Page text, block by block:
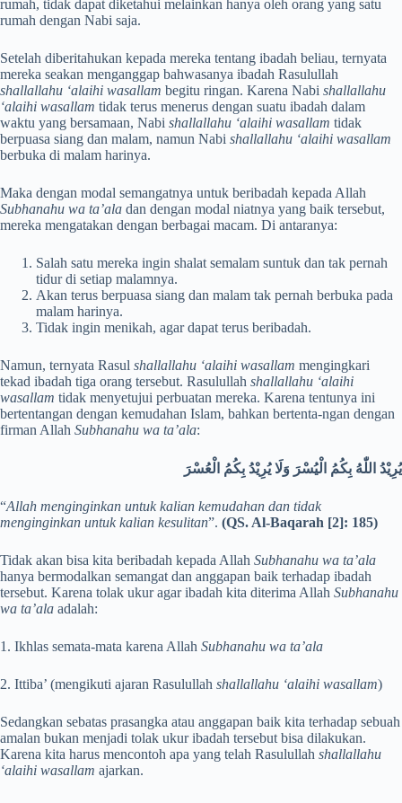
rumah, tidak dapat diketahui melainkan hanya oleh orang yang satu
rumah dengan Nabi saja.
Setelah diberitahukan kepada mereka tentang ibadah beliau, ternyata
mereka seakan menganggap bahwasanya ibadah Rasulullah
shallallahu ‘alaihi wasallam begitu ringan. Karena Nabi shallallahu
‘alaihi wasallam tidak terus menerus dengan suatu ibadah dalam
waktu yang bersamaan, Nabi shallallahu ‘alaihi wasallam tidak
berpuasa siang dan malam, namun Nabi shallallahu ‘alaihi wasallam
berbuka di malam harinya.
Maka dengan modal semangatnya untuk beribadah kepada Allah
Subhanahu wa ta’ala dan dengan modal niatnya yang baik tersebut,
mereka mengatakan dengan berbagai macam. Di antaranya:
Salah satu mereka ingin shalat semalam suntuk dan tak pernah
tidur di setiap malamnya.
Akan terus berpuasa siang dan malam tak pernah berbuka pada
malam harinya.
Tidak ingin menikah, agar dapat terus beribadah.
Namun, ternyata Rasul shallallahu ‘alaihi wasallam mengingkari
tekad ibadah tiga orang tersebut. Rasulullah shallallahu ‘alaihi
wasallam tidak menyetujui perbuatan mereka. Karena tentunya ini
bertentangan dengan kemudahan Islam, bahkan bertenta-ngan dengan
firman Allah Subhanahu wa ta’ala:
يُرِيْدُ اللّٰهُ بِكُمُ الْيُسْرَ وَلَا يُرِيْدُ بِكُمُ الْعُسْرَ
“Allah menginginkan untuk kalian kemudahan dan tidak
menginginkan untuk kalian kesulitan”. (QS. Al-Baqarah [2]: 185)
Tidak akan bisa kita beribadah kepada Allah Subhanahu wa ta’ala
hanya bermodalkan semangat dan anggapan baik terhadap ibadah
tersebut. Karena tolak ukur agar ibadah kita diterima Allah Subhanahu
wa ta’ala adalah:
1. Ikhlas semata-mata karena Allah Subhanahu wa ta’ala
2. Ittiba’ (mengikuti ajaran Rasulullah shallallahu ‘alaihi wasallam)
Sedangkan sebatas prasangka atau anggapan baik kita terhadap sebuah
amalan bukan menjadi tolak ukur ibadah tersebut bisa dilakukan.
Karena kita harus mencontoh apa yang telah Rasulullah shallallahu
‘alaihi wasallam ajarkan.